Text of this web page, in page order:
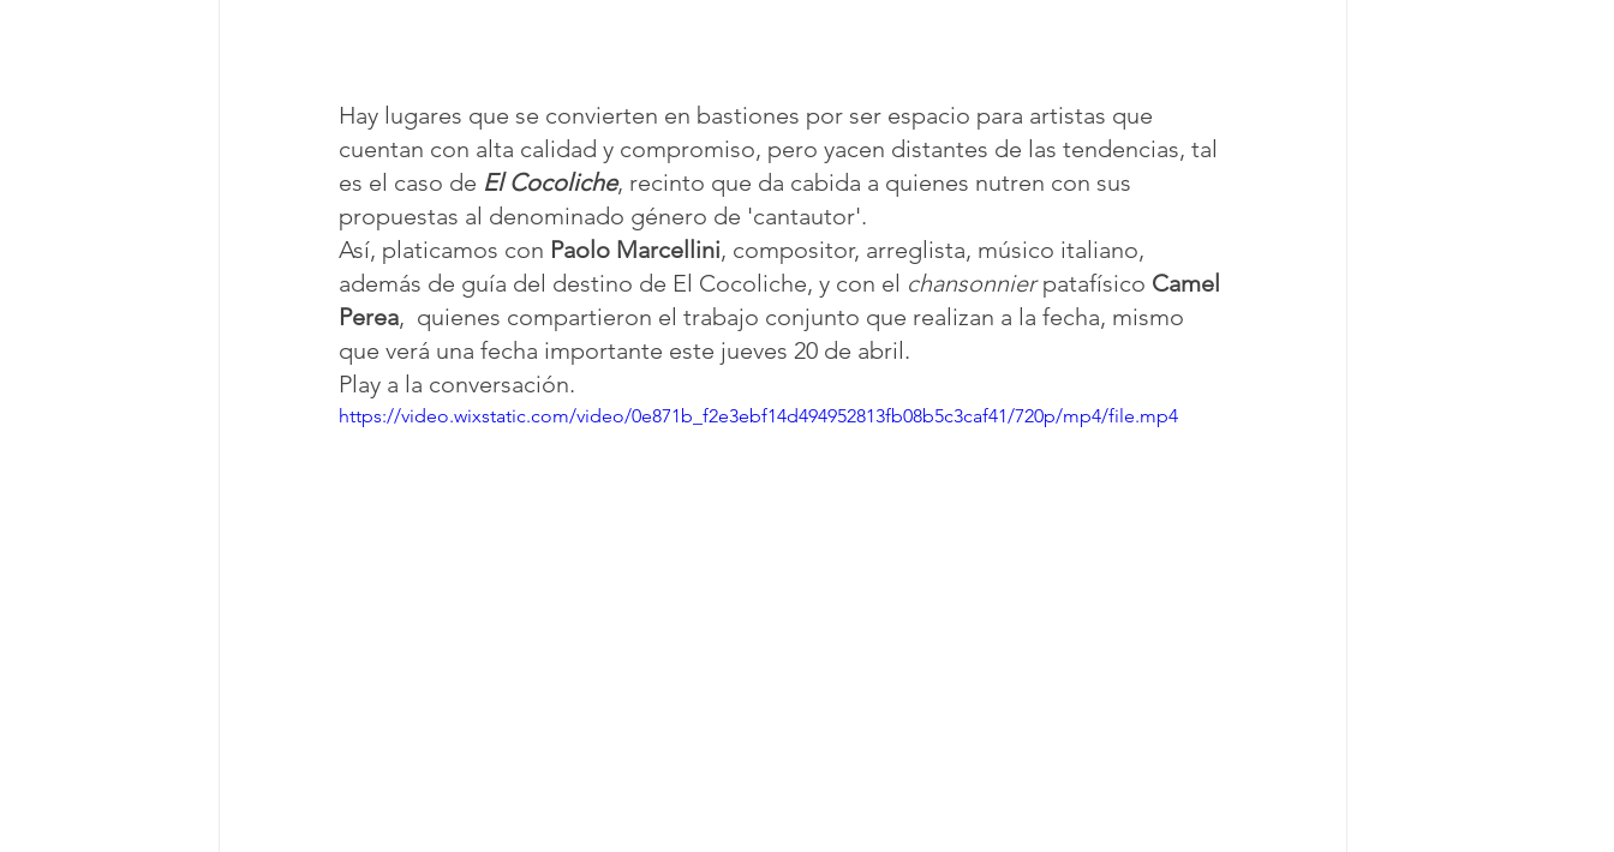
Hay lugares que se convierten en bastiones por ser espacio para artistas que
cuentan con alta calidad y compromiso, pero yacen distantes de las tendencias, tal
es el caso de El Cocoliche, recinto que da cabida a quienes nutren con sus
propuestas al denominado género de 'cantautor'.
Así, platicamos con Paolo Marcellini, compositor, arreglista, músico italiano,
además de guía del destino de El Cocoliche, y con el chansonnier patafísico Camel
Perea,  quienes compartieron el trabajo conjunto que realizan a la fecha, mismo
que verá una fecha importante este jueves 20 de abril.
Play a la conversación.
https://video.wixstatic.com/video/0e871b_f2e3ebf14d494952813fb08b5c3caf41/720p/mp4/file.mp4